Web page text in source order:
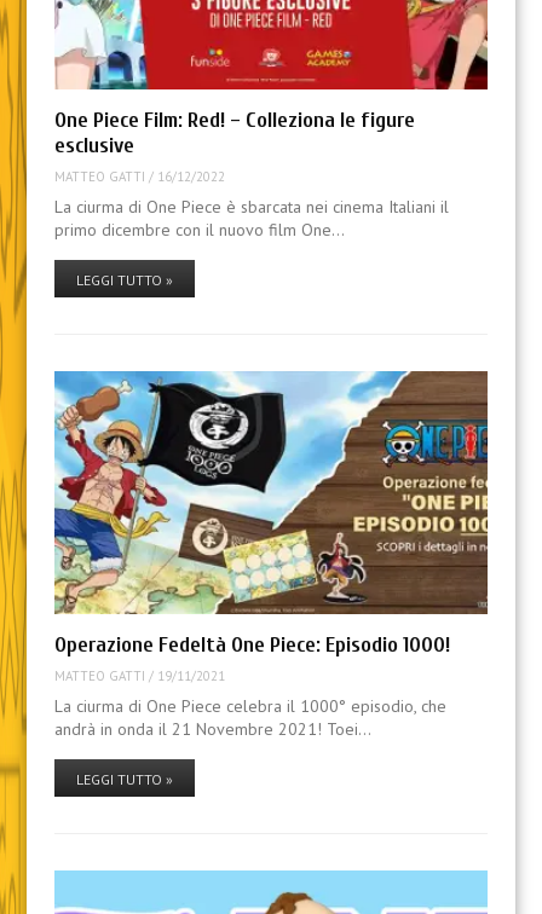
One Piece Film: Red! – Colleziona le figure
esclusive
MATTEO GATTI / 16/12/2022
La ciurma di One Piece è sbarcata nei cinema Italiani il
primo dicembre con il nuovo film One…
LEGGI TUTTO »
Operazione Fedeltà One Piece: Episodio 1000!
MATTEO GATTI / 19/11/2021
La ciurma di One Piece celebra il 1000° episodio, che
andrà in onda il 21 Novembre 2021! Toei…
LEGGI TUTTO »